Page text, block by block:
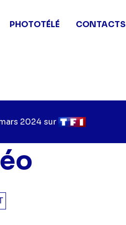
PHOTOTÉLÉ CONTACTS
2024 surChaîne
diffusion